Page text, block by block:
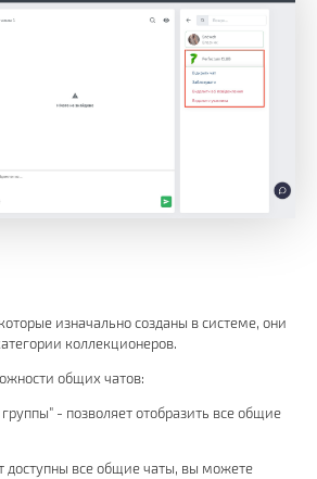
изначально созданы в системе, они
коллекционеров.
общих чатов:
- позволяет отобразить все общие
доступны все общие чаты, вы можете